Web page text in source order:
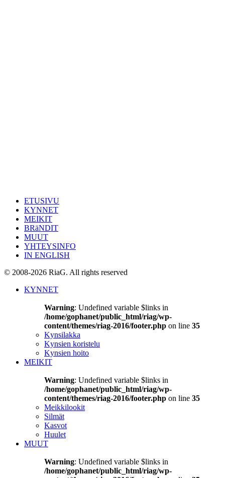
ETUSIVU
KYNNET
MEIKIT
BRäNDIT
MUUT
YHTEYSINFO
IN ENGLISH
© 2008-2026 RiaG. All rights reserved
KYNNET
Warning: Undefined variable $links in
/home/gophanet/public_html/riag/wp-
content/themes/riag-2016/footer.php on line 35
Kynsilakka
Kynsien koristelu
Kynsien hoito
MEIKIT
Warning: Undefined variable $links in
/home/gophanet/public_html/riag/wp-
content/themes/riag-2016/footer.php on line 35
Meikkilookit
Silmät
Kasvot
Huulet
MUUT
Warning: Undefined variable $links in
/home/gophanet/public_html/riag/wp-